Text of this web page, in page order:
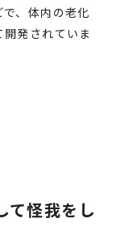
、体内の老化
発されていま
て怪我をし